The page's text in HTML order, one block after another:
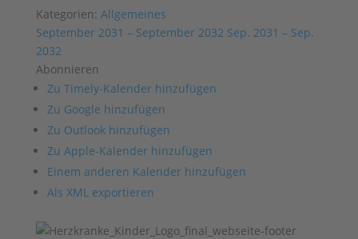
Kategorien: Allgemeines
September 2031 – September 2032 Sep. 2031 – Sep.
2032
Abonnieren
Zu Timely-Kalender hinzufügen
Zu Google hinzufügen
Zu Outlook hinzufügen
Zu Apple-Kalender hinzufügen
Einem anderen Kalender hinzufügen
Als XML exportieren